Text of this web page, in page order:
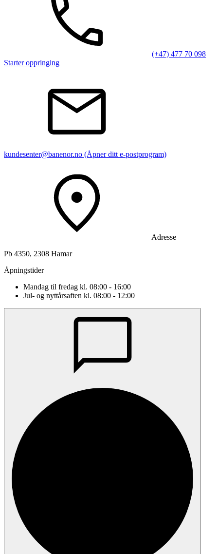
(+47) 477 70 098
Starter oppringing
kundesenter@banenor.no (Åpner ditt e-postprogram)
Adresse
Pb 4350, 2308 Hamar
Åpningstider
Mandag til fredag kl. 08:00 - 16:00
Jul- og nyttårsaften kl. 08:00 - 12:00